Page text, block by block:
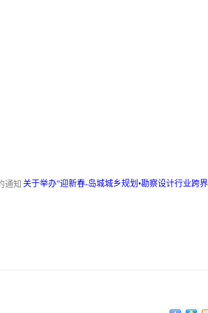
关于举办“迎新春-岛城城乡规划•勘察设计行业跨